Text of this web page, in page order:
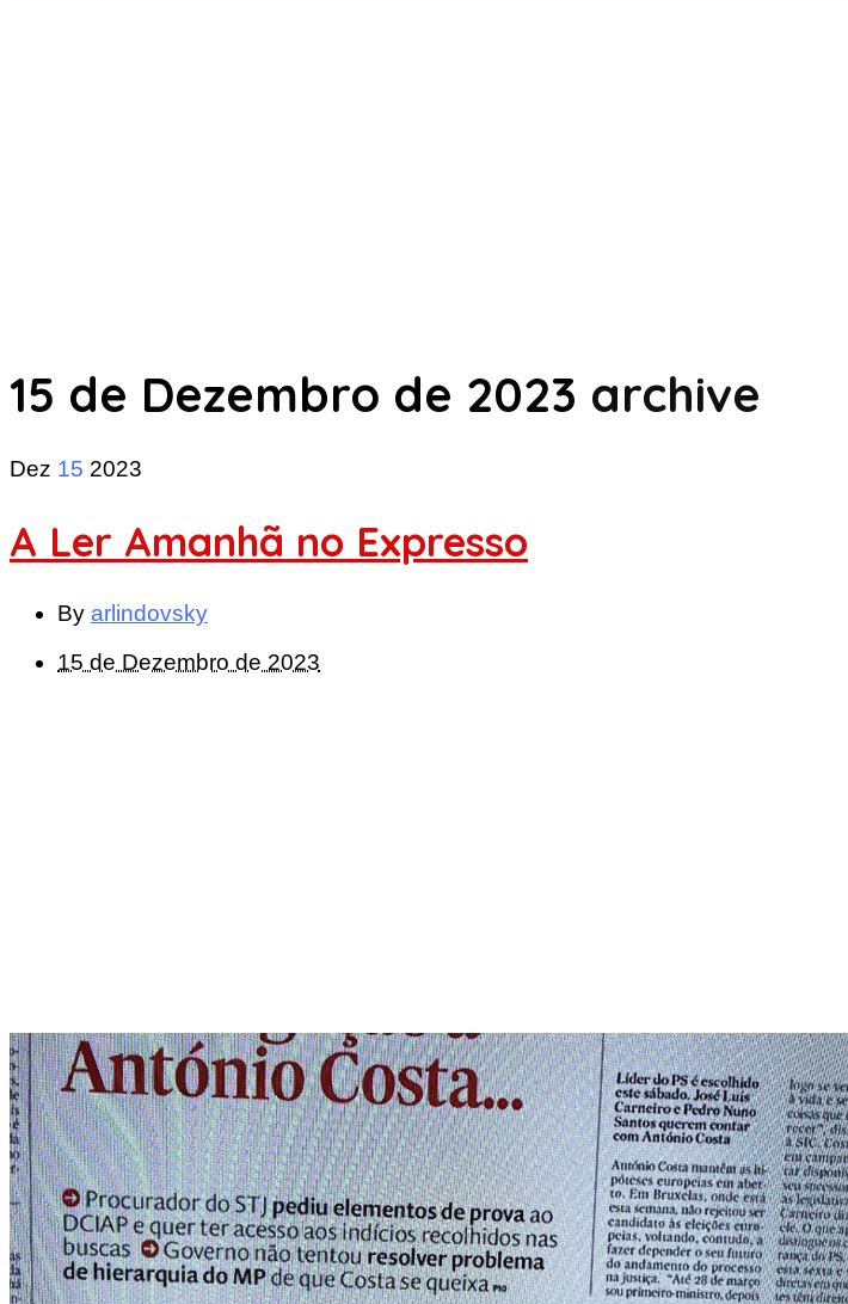
15 de Dezembro de 2023 archive
Dez 15 2023
A Ler Amanhã no Expresso
By arlindovsky
15 de Dezembro de 2023